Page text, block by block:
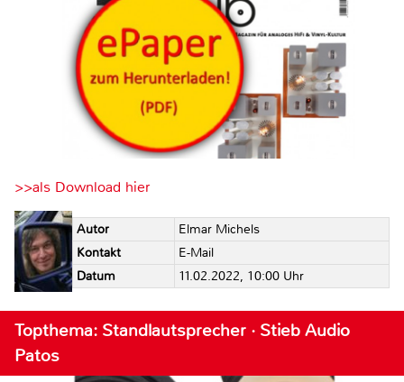
>>als Download hier
Autor
Elmar Michels
Kontakt
E-Mail
Datum
11.02.2022, 10:00 Uhr
Topthema: Standlautsprecher · Stieb Audio
Patos